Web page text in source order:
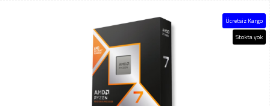
Ücretsiz Kargo
Stokta yok